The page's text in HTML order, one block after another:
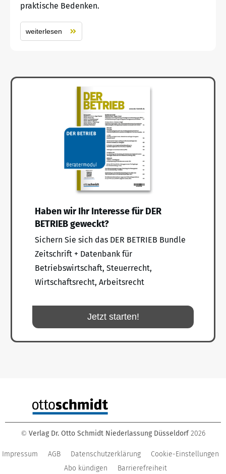
praktische Bedenken.
weiterlesen
Haben wir Ihr Interesse für DER
BETRIEB geweckt?
Sichern Sie sich das DER BETRIEB Bundle
Zeitschrift + Datenbank für
Betriebswirtschaft, Steuerrecht,
Wirtschaftsrecht, Arbeitsrecht
Jetzt starten!
© Verlag Dr. Otto Schmidt Niederlassung Düsseldorf 2026
Impressum AGB Datenschutzerklärung
Cookie-Einstellungen
Abo kündigen
Barrierefreiheit